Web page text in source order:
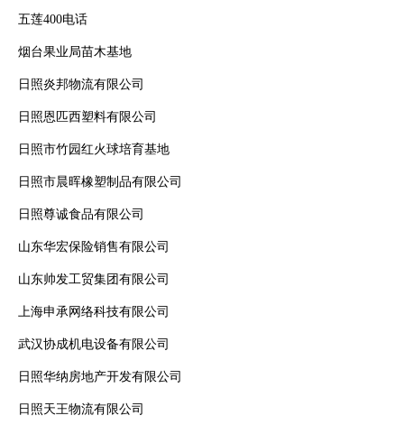
五莲400电话
烟台果业局苗木基地
日照炎邦物流有限公司
日照恩匹西塑料有限公司
日照市竹园红火球培育基地
日照市晨晖橡塑制品有限公司
日照尊诚食品有限公司
山东华宏保险销售有限公司
山东帅发工贸集团有限公司
上海申承网络科技有限公司
武汉协成机电设备有限公司
日照华纳房地产开发有限公司
日照天王物流有限公司